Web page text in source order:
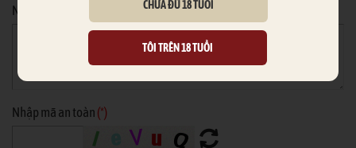
Nội dung
Nhập mã an toàn (*)
CHƯA ĐỦ 18 TUỔI
TÔI TRÊN 18 TUỔI